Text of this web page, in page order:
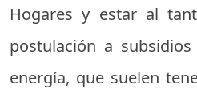
Hogares y estar al
postulación a
energía, que suelen